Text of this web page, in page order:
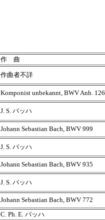
作 曲
作曲者不詳
Komponist unbekannt, BWV Anh. 126
J. S. バッハ
Johann Sebastian Bach, BWV 999
J. S. バッハ
Johann Sebastian Bach, BWV 935
J. S. バッハ
Johann Sebastian Bach, BWV 772
C. Ph. E. バッハ